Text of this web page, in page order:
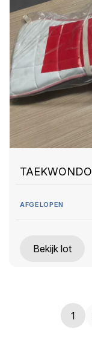
AFGELOPEN
Bekijk lot
1